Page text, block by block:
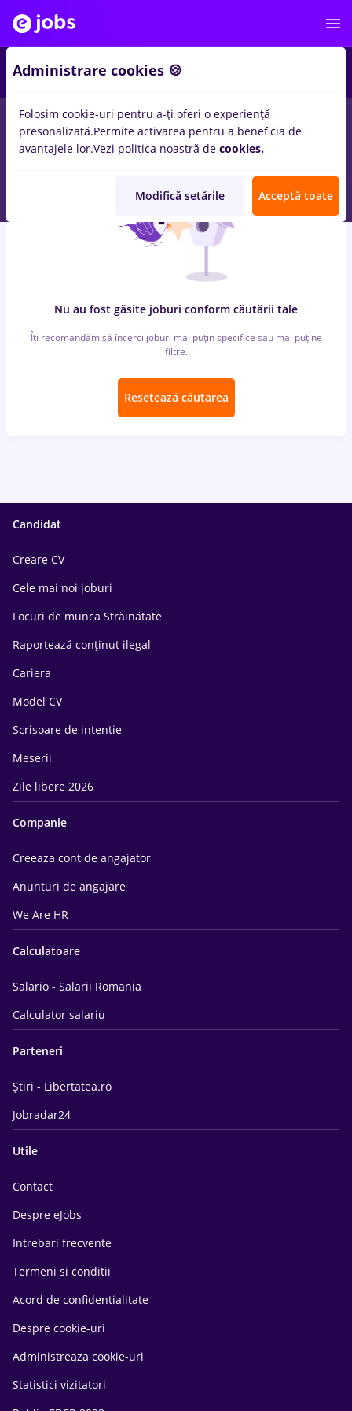
locuri de muncacu salarii copywriting, Part time
StrainatateinTransport / Distributie, Medicina / Sanatate
Nu au fost găsite joburi conform căutării tale
Îți recomandăm să încerci joburi mai puțin specifice sau mai puține
filtre.
Resetează căutarea
Candidat
Creare CV
Cele mai noi joburi
Locuri de munca Străinătate
Raportează conținut ilegal
Cariera
Model CV
Scrisoare de intentie
Meserii
Zile libere 2026
Companie
Creeaza cont de angajator
Anunturi de angajare
We Are HR
Calculatoare
Salario - Salarii Romania
Calculator salariu
Parteneri
Știri - Libertatea.ro
Jobradar24
Utile
Contact
Despre eJobs
Intrebari frecvente
Termeni si conditii
Acord de confidentialitate
Despre cookie-uri
Administreaza cookie-uri
Statistici vizitatori
Administrare cookies 🍪
Folosim cookie-uri pentru a-ți oferi o experiență
presonalizată.Permite activarea pentru a beneficia de
avantajele lor.Vezi politica noastră de cookies.
Modifică setările Acceptă toate